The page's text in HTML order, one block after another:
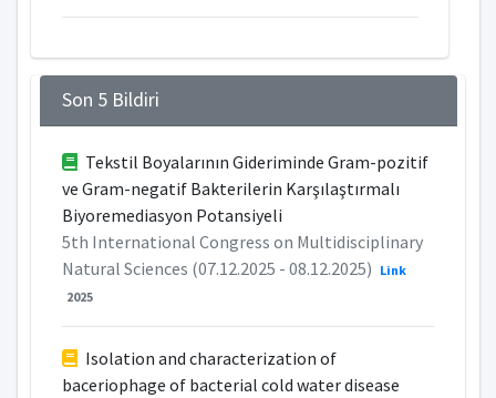
Son 5 Bildiri
Tekstil Boyalarının Gideriminde Gram-pozitif
ve Gram-negatif Bakterilerin Karşılaştırmalı
Biyoremediasyon Potansiyeli
5th International Congress on Multidisciplinary
Natural Sciences (07.12.2025 - 08.12.2025) Link
2025
Isolation and characterization of
baceriophage of bacterial cold water disease